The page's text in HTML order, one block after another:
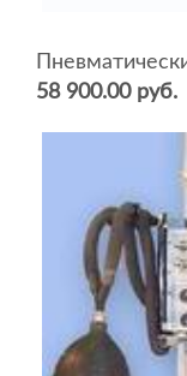
58 900.00 руб.